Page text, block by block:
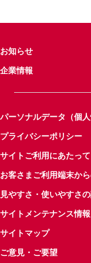
お知らせ
企業情報
パーソナルデータ（個
プライバシーポリシー
サイトご利用にあたって
お客さまご利用端末か
見やすさ・使いやすさ
サイトメンテナンス情報
サイトマップ
ご意見・ご要望